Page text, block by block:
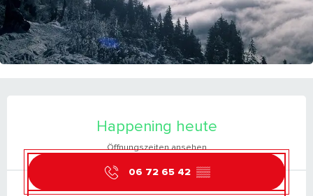
Happening heute
Öffnungszeiten ansehen
06 72 65 42 ▒▒